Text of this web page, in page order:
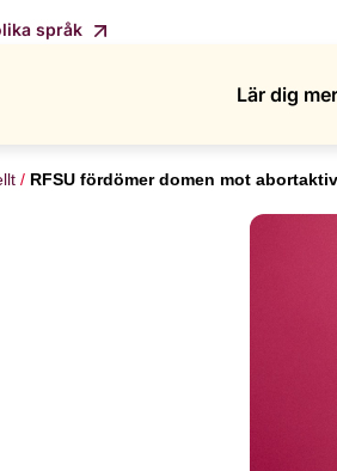
språk
Lär dig mer
RFSU fördömer domen mot